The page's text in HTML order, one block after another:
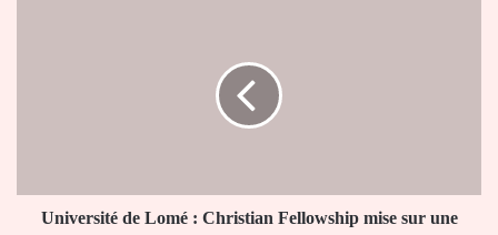
une
jeunesse
Université de Lomé : Christian Fellowship mise sur une